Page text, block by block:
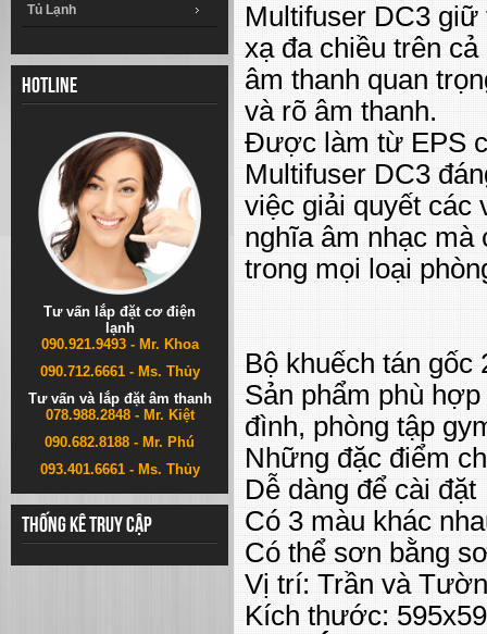
Tủ Lạnh
Hotline
Tư vấn lắp đặt cơ điện
lạnh
090.921.9493 - Mr. Khoa
090.712.6661 - Ms. Thủy
Tư vấn và lắp đặt âm thanh
078.988.2848 - Mr. Kiệt
090.682.8188 - Mr. Phú
093.401.6661 - Ms. Thủy
Thống kê truy cập
Multifuser DC3
xạ đa chiều trên
âm thanh quan
và rõ âm thanh.
Được làm từ EPS
Multifuser DC3
việc giải quyết các
nghĩa âm nhạc mà
trong mọi loại
Bộ khuếch tán gốc
Sản phẩm phù
đình, phòng tập
Những đặc điểm
Dễ dàng để cài đặt
Có 3 màu khác
Có thể sơn bằng
Vị trí: Trần và
Kích thước: